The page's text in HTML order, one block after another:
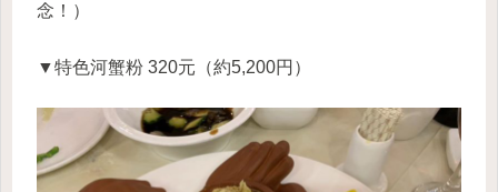
念！）
▼特色河蟹粉 320元（約5,200円）